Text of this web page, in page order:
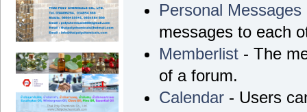
Personal Messages
messages to each
Memberlist - The
of a forum.
Calendar - Users